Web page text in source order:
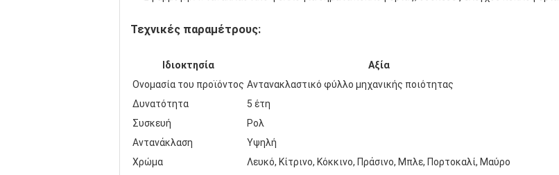
Τεχνικές παραμέτρους:
Ιδιοκτησία
Αξία
Ονομασία του προϊόντος Αντανακλαστικό φύλλο μηχανικής ποιότητας
Δυνατότητα
5 έτη
Συσκευή
Ρολ
Αντανάκλαση
Υψηλή
Χρώμα
Λευκό, Κίτρινο, Κόκκινο, Πράσινο, Μπλε, Πορτοκαλί, Μαύρο